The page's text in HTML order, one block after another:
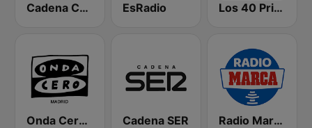
Cadena COPE EsRadio Los 40 Principales
Onda Cero Madrid Cadena SER Radio Marca Nacional